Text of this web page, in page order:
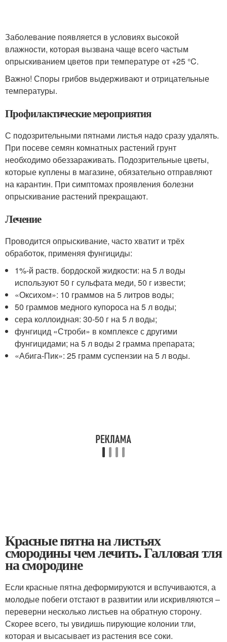
Заболевание появляется в условиях высокой
влажности, которая вызвана чаще всего частым
опрыскиванием цветов при температуре от +25 °C.
Важно! Споры грибов выдерживают и отрицательные
температуры.
Профилактические мероприятия
С подозрительными пятнами листья надо сразу удалять.
При посеве семян комнатных растений грунт
необходимо обеззараживать. Подозрительные цветы,
которые куплены в магазине, обязательно отправляют
на карантин. При симптомах проявления болезни
опрыскивание растений прекращают.
Лечение
Проводится опрыскивание, часто хватит и трёх
обработок, применяя фунгициды:
1%-й раств. бордоской жидкости: на 5 л воды
используют 50 г сульфата меди, 50 г извести;
«Оксихом»: 10 граммов на 5 литров воды;
50 граммов медного купороса на 5 л воды;
сера коллоидная: 30-50 г на 5 л воды;
фунгицид «Строби» в комплексе с другими
фунгицидами; на 5 л воды 2 грамма препарата;
«Абига-Пик»: 25 грамм суспензии на 5 л воды.
Красные пятна на листьях
смородины чем лечить. Галловая тля
на смородине
Если красные пятна деформируются и вспучиваются, а
молодые побеги отстают в развитии или искривляются –
переверни несколько листьев на обратную сторону.
Скорее всего, ты увидишь пирующие колонии тли,
которая и высасывает из растения все соки.